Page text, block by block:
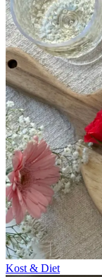
Kost & Diet